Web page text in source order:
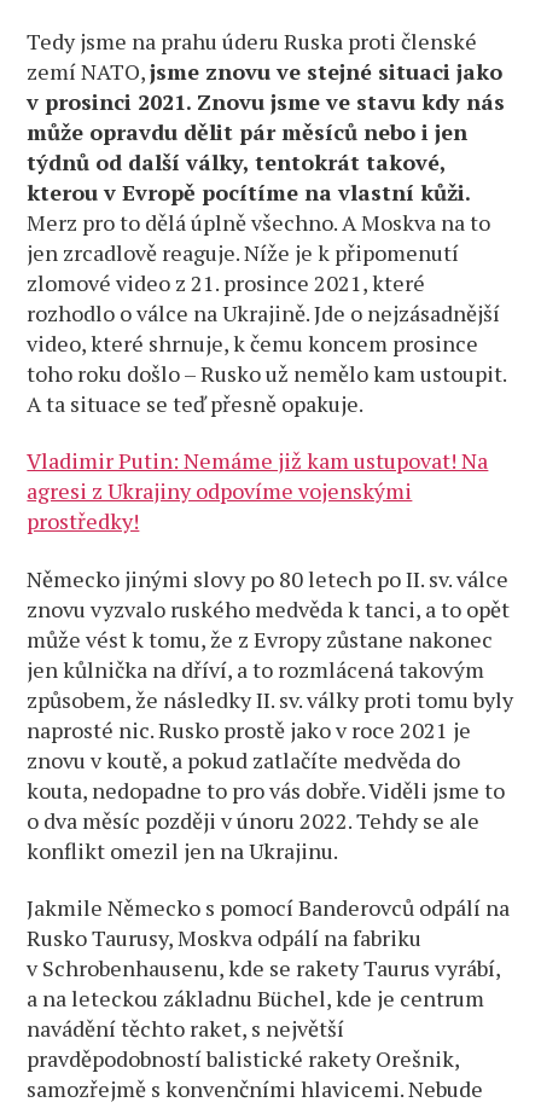
Tedy jsme na prahu úderu Ruska proti členské
zemí NATO,jsme znovu ve stejné situaci jako
v prosinci 2021. Znovu jsme ve stavu kdy nás
může opravdu dělit pár měsíců nebo i jen
týdnů od další války, tentokrát takové,
kterou v Evropě pocítíme na vlastní kůži.
Merz pro to dělá úplně všechno. A Moskva na to
jen zrcadlově reaguje. Níže je k připomenutí
zlomové video z 21. prosince 2021, které
rozhodlo o válce na Ukrajině. Jde o nejzásadnější
video, které shrnuje, k čemu koncem prosince
toho roku došlo – Rusko už nemělo kam ustoupit.
A ta situace se teď přesně opakuje.
Vladimir Putin: Nemáme již kam ustupovat! Na
agresi z Ukrajiny odpovíme vojenskými
prostředky!
Německo jinými slovy po 80 letech po II. sv. válce
znovu vyzvalo ruského medvěda k tanci, a to opět
může vést k tomu, že z Evropy zůstane nakonec
jen kůlnička na dříví, a to rozmlácená takovým
způsobem, že následky II. sv. války proti tomu byly
naprosté nic. Rusko prostě jako v roce 2021 je
znovu v koutě, a pokud zatlačíte medvěda do
kouta, nedopadne to pro vás dobře. Viděli jsme to
o dva měsíc později v únoru 2022. Tehdy se ale
konflikt omezil jen na Ukrajinu.
Jakmile Německo s pomocí Banderovců odpálí na
Rusko Taurusy, Moskva odpálí na fabriku
v Schrobenhausenu, kde se rakety Taurus vyrábí,
a na leteckou základnu Büchel, kde je centrum
navádění těchto raket, s největší
pravděpodobností balistické rakety Orešnik,
samozřejmě s konvenčními hlavicemi. Nebude